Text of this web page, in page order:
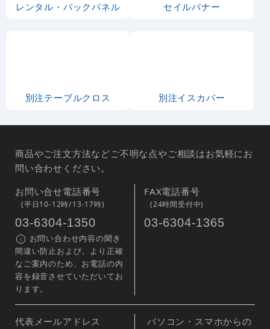
レンタル・バックパネル セイルバナー
別注テーブルクロス 別注イスカバー
商品やご注文方法などご不明な点やご相談はお気軽にお
問い合わせください。
お問い合せ電話番号
(平日10-12時/13-17時)
03-6304-1350
お問い合わせ内容の聞き
間違い防止および、より正確
なご案内のため、お電話の内
容を録音させていただいてお
ります。
FAX電話番号
(24時間受付中)
03-6304-1365
代表メールアドレス
パソコン・スマホからの